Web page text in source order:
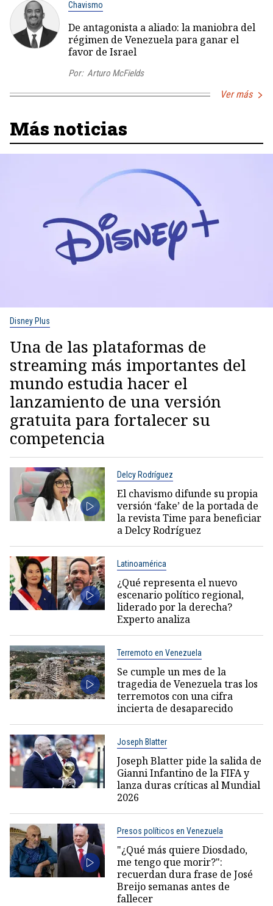
Chavismo
De antagonista a aliado: la maniobra del
régimen de Venezuela para ganar el
favor de Israel
Por: Arturo McFields
Ver más
Más noticias
Disney Plus
Una de las plataformas de
streaming más importantes del
mundo estudia hacer el
lanzamiento de una versión
gratuita para fortalecer su
competencia
Delcy Rodríguez
El chavismo difunde su propia
versión ‘fake’ de la portada de
la revista Time para beneficiar
a Delcy Rodríguez
Latinoamérica
¿Qué representa el nuevo
escenario político regional,
liderado por la derecha?
Experto analiza
Terremoto en Venezuela
Se cumple un mes de la
tragedia de Venezuela tras los
terremotos con una cifra
incierta de desaparecido
Joseph Blatter
Joseph Blatter pide la salida de
Gianni Infantino de la FIFA y
lanza duras críticas al Mundial
2026
Presos políticos en Venezuela
"¿Qué más quiere Diosdado,
me tengo que morir?":
recuerdan dura frase de José
Breijo semanas antes de
fallecer